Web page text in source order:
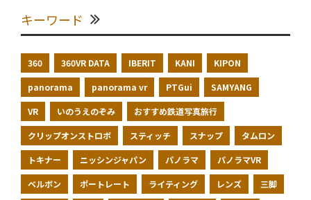
キーワード
360 360VR DATA IBERIT KANI KIPON
panorama panorama vr PTGui SAMYANG
VR いのうえのぞみ おすすめ鉄道写真旅行
クリップオンストロボ スティッチ スナップ タムロン
トキナー ニッシンジャパン パノラマ パノラマVR
ベルボン ポートレート ライティング レンズ 三脚